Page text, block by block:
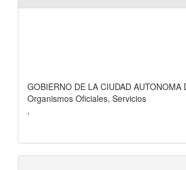
GOBIERNO DE LA CIUDAD AUTONOMA
Organismos Oficiales, Servicios
,